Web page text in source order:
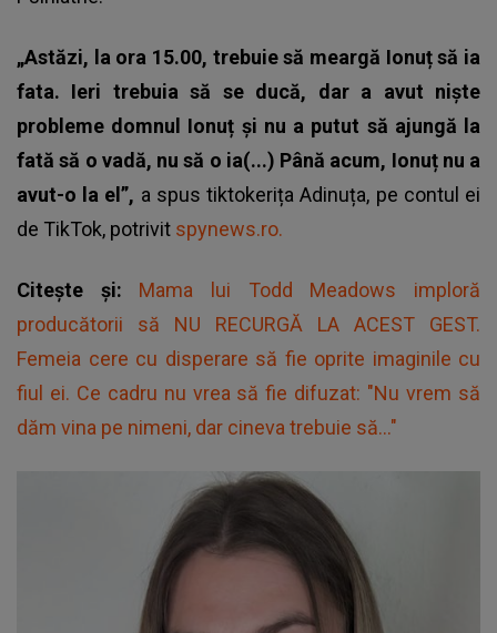
„Astăzi, la ora 15.00, trebuie să meargă Ionuț să ia
fata. Ieri trebuia să se ducă, dar a avut niște
probleme domnul Ionuț și nu a putut să ajungă la
fată să o vadă, nu să o ia(...) Până acum, Ionuț nu a
avut-o la el”, a spus tiktokerița Adinuța, pe contul ei
de TikTok, potrivit spynews.ro.
Citește și: Mama lui Todd Meadows imploră
producătorii să NU RECURGĂ LA ACEST GEST.
Femeia cere cu disperare să fie oprite imaginile cu
fiul ei. Ce cadru nu vrea să fie difuzat: "Nu vrem să
dăm vina pe nimeni, dar cineva trebuie să..."